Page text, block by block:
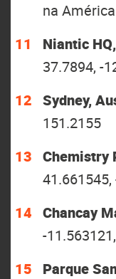
na
Niantic
37.7894, -
Sydney,
151.2155
Chemistry
41.661545,
Chancay
-
Parque